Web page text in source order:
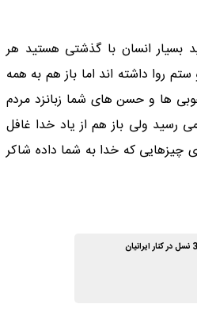
بسیار انسان با گذشتی هستید هر
روا داشته اند اما باز هم به همه
ها و حسن های شما زبانزد مردم
رسید ولی باز هم از یاد خدا غافل
چیزهایی که خدا به شما داده شاکر